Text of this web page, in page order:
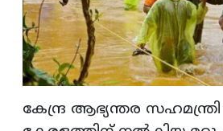
കേന്ദ്ര ആഭ്യന്തര സഹമന്ത്രി